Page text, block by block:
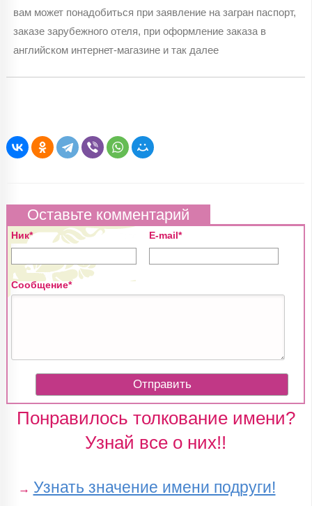
вам может понадобиться при заявление на загран паспорт,
заказе зарубежного отеля, при оформление заказа в
английском интернет-магазине и так далее
Оставьте комментарий
Ник* E-mail*
Сообщение*
Понравилось толкование имени?
Узнай все о них!!
→ Узнать значение имени подруги!